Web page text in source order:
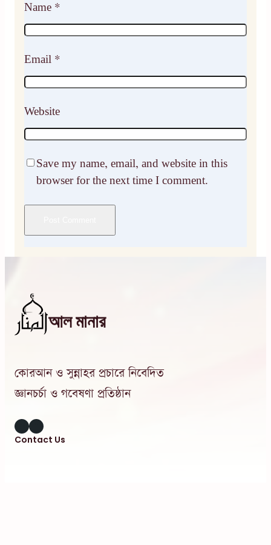
Name *
Email *
Website
Save my name, email, and website in this
browser for the next time I comment.
আল মানার
কোরআন ও সুন্নাহর প্রচারে নিবেদিত
জ্ঞানচর্চা ও গবেষণা প্রতিষ্ঠান
InstagramFacebook
Contact Us